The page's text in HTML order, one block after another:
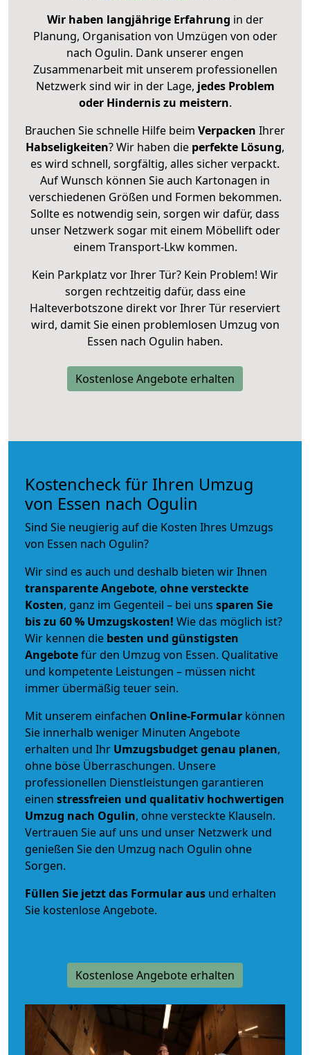
Wir haben langjährige Erfahrung in der
Planung, Organisation von Umzügen von oder
nach Ogulin. Dank unserer engen
Zusammenarbeit mit unserem professionellen
Netzwerk sind wir in der Lage, jedes Problem
oder Hindernis zu meistern.
Brauchen Sie schnelle Hilfe beim Verpacken Ihrer
Habseligkeiten? Wir haben die perfekte Lösung,
es wird schnell, sorgfältig, alles sicher verpackt.
Auf Wunsch können Sie auch Kartonagen in
verschiedenen Größen und Formen bekommen.
Sollte es notwendig sein, sorgen wir dafür, dass
unser Netzwerk sogar mit einem Möbellift oder
einem Transport-Lkw kommen.
Kein Parkplatz vor Ihrer Tür? Kein Problem! Wir
sorgen rechtzeitig dafür, dass eine
Halteverbotszone direkt vor Ihrer Tür reserviert
wird, damit Sie einen problemlosen Umzug von
Essen nach Ogulin haben.
Kostenlose Angebote erhalten
Kostencheck für Ihren Umzug
von Essen nach Ogulin
Sind Sie neugierig auf die Kosten Ihres Umzugs
von Essen nach Ogulin?
Wir sind es auch und deshalb bieten wir Ihnen
transparente Angebote, ohne versteckte
Kosten, ganz im Gegenteil – bei uns sparen Sie
bis zu 60 % Umzugskosten! Wie das möglich ist?
Wir kennen die besten und günstigsten
Angebotefür den Umzug von Essen. Qualitative
und kompetente Leistungen – müssen nicht
immer übermäßig teuer sein.
Mit unserem einfachen Online-Formular können
Sie innerhalb weniger Minuten Angebote
erhalten und Ihr Umzugsbudgetgenau planen,
ohne böse Überraschungen. Unsere
professionellen Dienstleistungen garantieren
einen stressfreien und qualitativ hochwertigen
Umzug nach Ogulin, ohne versteckte Klauseln.
Vertrauen Sie auf uns und unser Netzwerk und
genießen Sie den Umzug nach Ogulin ohne
Sorgen.
Füllen Sie jetzt das Formular aus und erhalten
Sie kostenlose Angebote.
Kostenlose Angebote erhalten